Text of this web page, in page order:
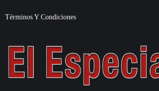
Términos Y Condiciones